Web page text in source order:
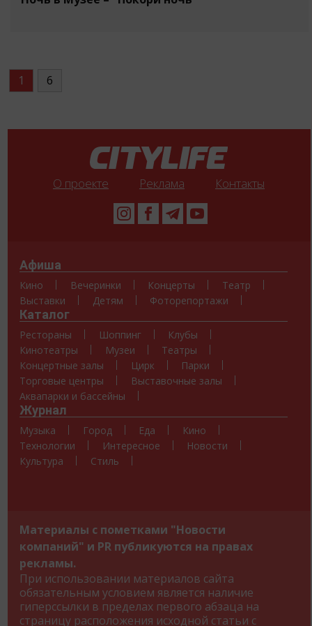
1 6
О проекте Реклама Контакты
Афиша
Кино Вечеринки Концерты
Театр
Выставки
Детям Фоторепортажи
Каталог
Рестораны Шоппинг
Клубы
Кинотеатры
Музеи
Театры
Концертные залы
Цирк
Парки
Торговые центры
Выставочные залы
Аквапарки и бассейны
Журнал
Музыка Город Еда
Кино
Технологии
Интересное
Новости
Культура
Стиль
Материалы с пометками "Новости
компаний" и PR публикуются на правах
рекламы.
При использовании материалов сайта
обязательным условием является наличие
гиперссылки в пределах первого абзаца на
страницу расположения исходной статьи с